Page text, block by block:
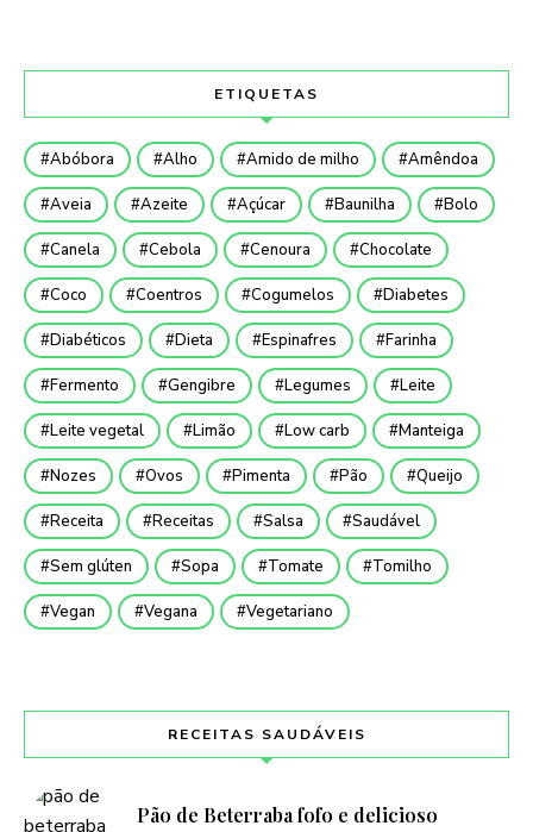
ETIQUETAS
Abóbora Alho Amido de milho Amêndoa
Aveia Azeite Açúcar Baunilha Bolo
Canela Cebola Cenoura Chocolate
Coco Coentros Cogumelos Diabetes
Diabéticos Dieta Espinafres Farinha
Fermento Gengibre Legumes Leite
Leite vegetal Limão Low carb Manteiga
Nozes Ovos Pimenta Pão Queijo
Receita Receitas Salsa Saudável
Sem glúten Sopa Tomate Tomilho
Vegan Vegana Vegetariano
RECEITAS SAUDÁVEIS
Pão de Beterraba fofo e delicioso